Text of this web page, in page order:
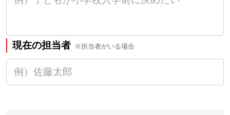
現在の担当者 ※担当者がいる場合